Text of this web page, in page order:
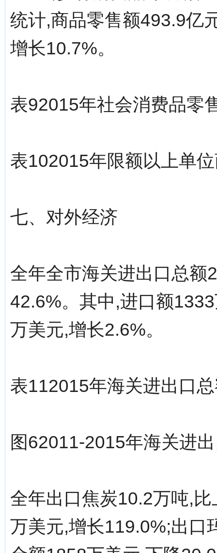
统计,商品零售额493.9亿
增长10.7%。
表92015年社会消费品零
表102015年限额以上单
七、对外经济
全年全市海关进出口总额
42.6%。其中,进口额
万美元,增长2.6%。
表112015年海关进出口
图62011-2015年海关进
全年出口焦炭10.2万吨,
万美元,增长119.0%;出口